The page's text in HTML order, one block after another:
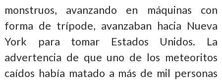
monstruos, avanzando en máquinas con
forma de trípode, avanzaban hacia Nueva
York para tomar Estados Unidos. La
advertencia de que uno de los meteoritos
caídos había matado a más de mil personas